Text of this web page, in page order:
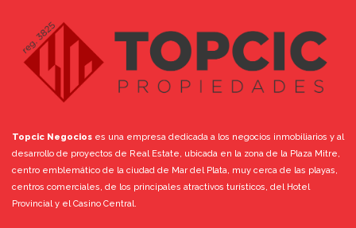
Topcic Negocios es una empresa dedicada a los negocios inmobiliarios y al
desarrollo de proyectos de Real Estate, ubicada en la zona de la Plaza Mitre,
centro emblemático de la ciudad de Mar del Plata, muy cerca de las playas,
centros comerciales, de los principales atractivos turísticos, del Hotel
Provincial y el Casino Central.